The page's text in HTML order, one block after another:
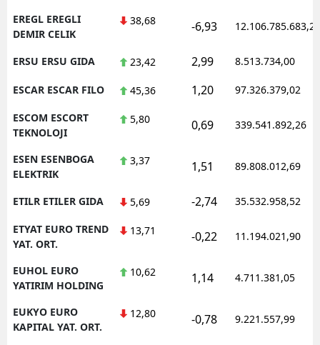
EREGL EREGLI
DEMIR CELIK
38,68 -6,93 12.106.785.683,20
ERSU ERSU GIDA 23,42 2,99 8.513.734,00
ESCAR ESCAR FILO 45,36 1,20 97.326.379,02
ESCOM ESCORT
TEKNOLOJI
5,80 0,69 339.541.892,26
ESEN ESENBOGA
ELEKTRIK
3,37 1,51 89.808.012,69
ETILR ETILER GIDA 5,69 -2,74 35.532.958,52
ETYAT EURO TREND
YAT. ORT.
13,71 -0,22 11.194.021,90
EUHOL EURO
YATIRIM HOLDING
10,62 1,14 4.711.381,05
EUKYO EURO
KAPITAL YAT. ORT.
12,80 -0,78 9.221.557,99